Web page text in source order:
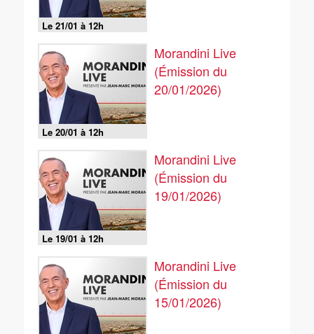
Le 21/01 à 12h
Le 20/01 à 12h
Morandini Live
(Émission du
20/01/2026)
Le 19/01 à 12h
Morandini Live
(Émission du
19/01/2026)
Morandini Live
(Émission du
15/01/2026)